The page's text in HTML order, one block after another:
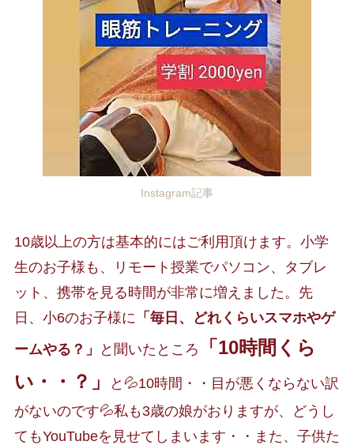
Instagram記事
10歳以上の方は基本的にはご利用頂けます。小学
生のお子様も、
リモート授業でパソコン、タブレ
ット、携帯を見る時間が非常に増えました。 先
日、 小6のお子様に 「毎日、どれくらいスマホやゲ
ームやる？」
と聞いたところ
「10時間くら
い・・？」
と💦10時間・・目が悪くならない訳
がないのです💦私も3歳の娘がおりますが、どうし
てもYouTubeを見せてしまいます・・また、子供た